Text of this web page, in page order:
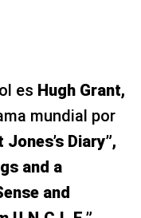
es Hugh Grant,
mundial por
Diary”,
and a
and